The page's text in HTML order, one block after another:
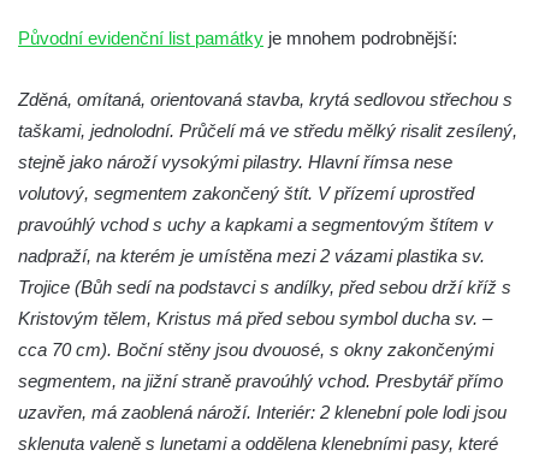
Křížová cesta Římov – XVII. kaple – Velký
Pilát
Křížová cesta Římov – XVI. kaple – U
Herodesa
Křížová cesta Římov – XV. kaple – Malý
Pilát
Křížová cesta Římov – XIV. kaple – U
Kaifáše (U Děvečky)
Křížová cesta Římov – XII. kaple – Vodní
Původní evidenční list památky je mnohem podrobnější:
Zděná, omítaná, orientovaná stavba, krytá sedlovou střechou s
taškami, jednolodní. Průčelí má ve středu mělký risalit zesílený,
stejně jako nároží vysokými pilastry. Hlavní římsa nese
volutový, segmentem zakončený štít. V přízemí uprostřed
pravoúhlý vchod s uchy a kapkami a segmentovým štítem v
nadpraží, na kterém je umístěna mezi 2 vázami plastika sv.
Trojice (Bůh sedí na podstavci s andílky, před sebou drží kříž s
Kristovým tělem, Kristus má před sebou symbol ducha sv. –
cca 70 cm). Boční stěny jsou dvouosé, s okny zakončenými
segmentem, na jižní straně pravoúhlý vchod. Presbytář přímo
uzavřen, má zaoblená nároží. Interiér: 2 klenební pole lodi jsou
sklenuta valeně s lunetami a oddělena klenebními pasy, které